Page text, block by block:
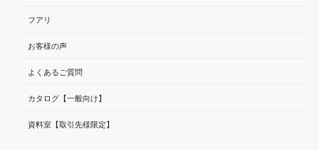
フアリ
お客様の声
よくあるご質問
カタログ【一般向け】
資料室【取引先様限定】